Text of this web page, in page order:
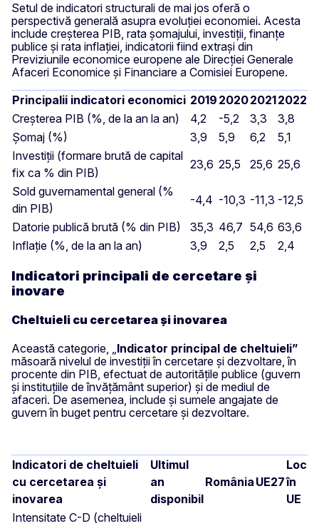
Setul de indicatori structurali de mai jos oferă o
perspectivă generală asupra evoluției economiei. Acesta
include creșterea PIB, rata șomajului, investiții, finanțe
publice și rata inflației, indicatorii fiind extrași din
Previziunile economice europene ale Direcției Generale
Afaceri Economice și Financiare a Comisiei Europene.
Principalii indicatori economici 2019 202020212022
Creșterea PIB (%, de la an la an)
4,2 -5,2 3,3
3,8
Șomaj (%)
3,9 5,9 6,2
5,1
Investiții (formare brută de capital
fix ca % din PIB)
23,6 25,5 25,6 25,6
Sold guvernamental general (%
din PIB)
-4,4 -10,3 -11,3 -12,5
Datorie publică brută (% din PIB)
35,3 46,7 54,6 63,6
Inflație (%, de la an la an)
3,9 2,5 2,5 2,4
Indicatori principali de cercetare și
inovare
Cheltuieli cu cercetarea și inovarea
Această categorie, „ Indicator principal de cheltuieli”
măsoară nivelul de investiții în cercetare și dezvoltare, în
procente din PIB, efectuat de autoritățile publice (guvern
și instituțiile de învățământ superior) și de mediul de
afaceri. De asemenea, include și sumele angajate de
guvern în buget pentru cercetare și dezvoltare.
Indicatori de cheltuieli
cu cercetarea și
inovarea
Ultimul
an
disponibil
România UE27
Loc
în
UE
Intensitate C-D (cheltuieli